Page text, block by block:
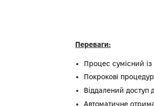
Переваги:
Процес сумісний із
Покрокові
Віддалений доступ
Автоматичне